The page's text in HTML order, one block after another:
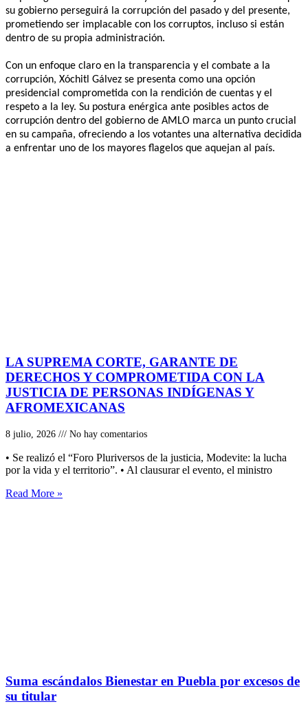
su gobierno perseguirá la corrupción del pasado y del presente,
prometiendo ser implacable con los corruptos, incluso si están
dentro de su propia administración.
Con un enfoque claro en la transparencia y el combate a la
corrupción, Xóchitl Gálvez se presenta como una opción
presidencial comprometida con la rendición de cuentas y el
respeto a la ley. Su postura enérgica ante posibles actos de
corrupción dentro del gobierno de AMLO marca un punto crucial
en su campaña, ofreciendo a los votantes una alternativa decidida
a enfrentar uno de los mayores flagelos que aquejan al país.
LA SUPREMA CORTE, GARANTE DE
DERECHOS Y COMPROMETIDA CON LA
JUSTICIA DE PERSONAS INDÍGENAS Y
AFROMEXICANAS
8 julio, 2026 No hay comentarios
• Se realizó el “Foro Pluriversos de la justicia, Modevite: la lucha
por la vida y el territorio”. • Al clausurar el evento, el ministro
Read More »
Suma escándalos Bienestar en Puebla por excesos de
su titular